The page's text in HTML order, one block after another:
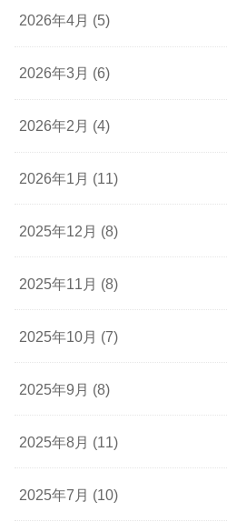
2026年4月 (5)
2026年3月 (6)
2026年2月 (4)
2026年1月 (11)
2025年12月 (8)
2025年11月 (8)
2025年10月 (7)
2025年9月 (8)
2025年8月 (11)
2025年7月 (10)